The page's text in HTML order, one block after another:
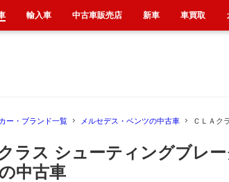
ー・ブランド一覧 メルセデス・ベンツの中古車 ＣＬＡク
ラス シューティングブレ
中古車
輸入車 中古車販売店 新車 車買取